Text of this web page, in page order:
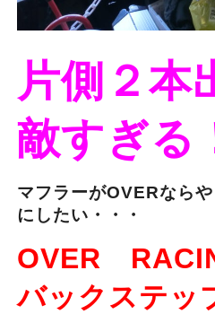
片側２本
敵すぎる
マフラーがOVERなら
にしたい・・・
OVER
バックステッ